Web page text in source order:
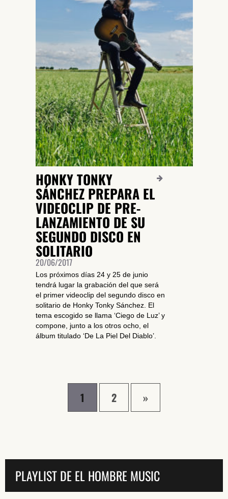
HONKY TONKY
SÁNCHEZ PREPARA EL
VIDEOCLIP DE PRE-
LANZAMIENTO DE SU
SEGUNDO DISCO EN
SOLITARIO
20/06/2017
Los próximos días 24 y 25 de junio
tendrá lugar la grabación del que será
el primer videoclip del segundo disco en
solitario de Honky Tonky Sánchez. El
tema escogido se llama ‘Ciego de Luz’ y
compone, junto a los otros ocho, el
álbum titulado ‘De La Piel Del Diablo’.
1 2 »
PLAYLIST DE EL HOMBRE MUSIC